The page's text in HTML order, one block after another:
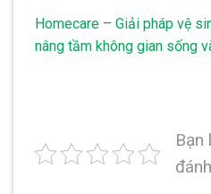
Homecare – Giải pháp vệ
nâng tầm không gian sống
Bạn